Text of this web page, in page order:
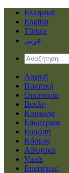
Ελληνικά
English
Türkçe
عربي
Αρχική
Πολιτική
Οικονομία
Βουλή
Κοινωνία
Εσωτερικά
Ευρώπη
Κόσμος
Αθλητικά
Virals
Επιστήμες